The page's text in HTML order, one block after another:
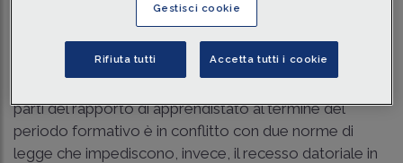
Ascolta la news
Tempo di lettura3 min.
parti del rapporto di apprendistato al termine del
periodo formativo è in conflitto con due norme di
legge che impediscono, invece, il recesso datoriale in
Gestisci cookie
Rifiuta tutti Accetta tutti i cookie